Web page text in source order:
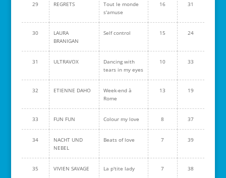
29 REGRETS
Tout le monde
s'amuse
16 31
30
LAURA
BRANIGAN
Self control 15 24
31 ULTRAVOX
Dancing with
tears in my eyes
10 33
32 ETIENNE DAHO
Week-end à
Rome
13 19
33 FUN FUN Colour my love 8 37
34
NACHT UND
NEBEL
Beats of love 7 39
35 VIVIEN SAVAGE La p'tite lady 7 38